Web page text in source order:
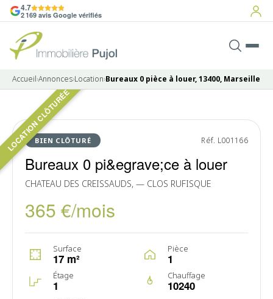
4.7
2 169 avis Google vérifiés
Accueil›Annonces›Location›Bureaux 0 pièce à louer, 13400, Marseille
LOCATION CLÔTURÉE
BIEN CLÔTURÉ Réf. L001166
Bureaux 0 pi&egrave;ce à louer
CHATEAU DES CREISSAUDS, — CLOS RUFISQUE
365 €/mois
Surface
17 m²
Pièce
1
Étage
1
Chauffage
10240
Pas de photo disponible
LOUÉ